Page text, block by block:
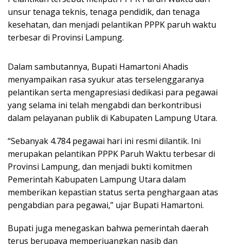
unsur tenaga teknis, tenaga pendidik, dan tenaga
kesehatan, dan menjadi pelantikan PPPK paruh waktu
terbesar di Provinsi Lampung.
Dalam sambutannya, Bupati Hamartoni Ahadis
menyampaikan rasa syukur atas terselenggaranya
pelantikan serta mengapresiasi dedikasi para pegawai
yang selama ini telah mengabdi dan berkontribusi
dalam pelayanan publik di Kabupaten Lampung Utara.
“Sebanyak 4.784 pegawai hari ini resmi dilantik. Ini
merupakan pelantikan PPPK Paruh Waktu terbesar di
Provinsi Lampung, dan menjadi bukti komitmen
Pemerintah Kabupaten Lampung Utara dalam
memberikan kepastian status serta penghargaan atas
pengabdian para pegawai,” ujar Bupati Hamartoni.
Bupati juga menegaskan bahwa pemerintah daerah
terus berupaya memperjuangkan nasib dan